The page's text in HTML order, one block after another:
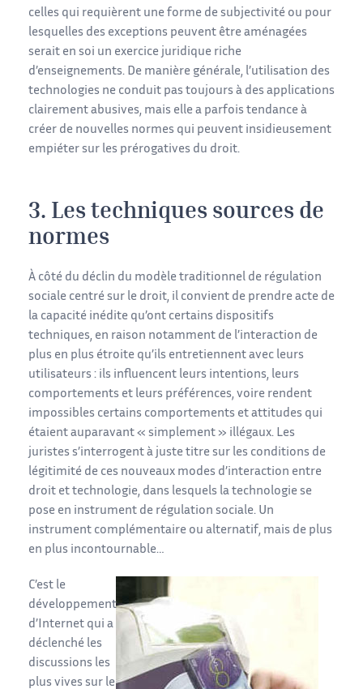
celles qui requièrent une forme de subjectivité ou pour
lesquelles des exceptions peuvent être aménagées
serait en soi un exercice juridique riche
d’enseignements. De manière générale, l’utilisation des
technologies ne conduit pas toujours à des applications
clairement abusives, mais elle a parfois tendance à
créer de nouvelles normes qui peuvent insidieusement
empiéter sur les prérogatives du droit.
3. Les techniques sources de
normes
À côté du déclin du modèle traditionnel de régulation
sociale centré sur le droit, il convient de prendre acte de
la capacité inédite qu’ont certains dispositifs
techniques, en raison notamment de l’interaction de
plus en plus étroite qu’ils entretiennent avec leurs
utilisateurs : ils influencent leurs intentions, leurs
comportements et leurs préférences, voire rendent
impossibles certains comportements et attitudes qui
étaient auparavant « simplement » illégaux. Les
juristes s’interrogent à juste titre sur les conditions de
légitimité de ces nouveaux modes d’interaction entre
droit et technologie, dans lesquels la technologie se
pose en instrument de régulation sociale. Un
instrument complémentaire ou alternatif, mais de plus
en plus incontournable…
C’est le
développement
d’Internet qui a
déclenché les
discussions les
plus vives sur le